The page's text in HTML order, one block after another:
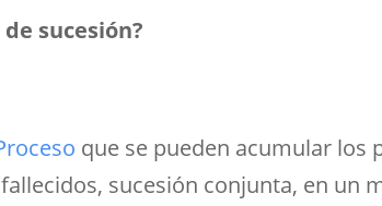
sucesión?
que se pueden acumular los
sucesión conjunta, en un